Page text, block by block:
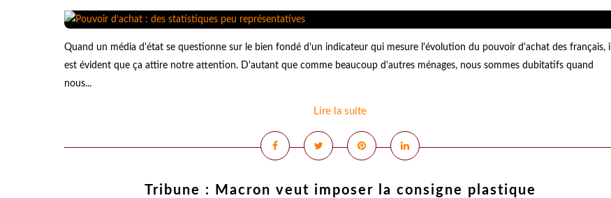
Quand un média d'état se questionne sur le bien fondé d'un indicateur qui mesure l'évolution du pouvoir d'achat des français, il
est évident que ça attire notre attention. D'autant que comme beaucoup d'autres ménages, nous sommes dubitatifs quand
nous...
Lire la suite
Tribune : Macron veut imposer la consigne plastique